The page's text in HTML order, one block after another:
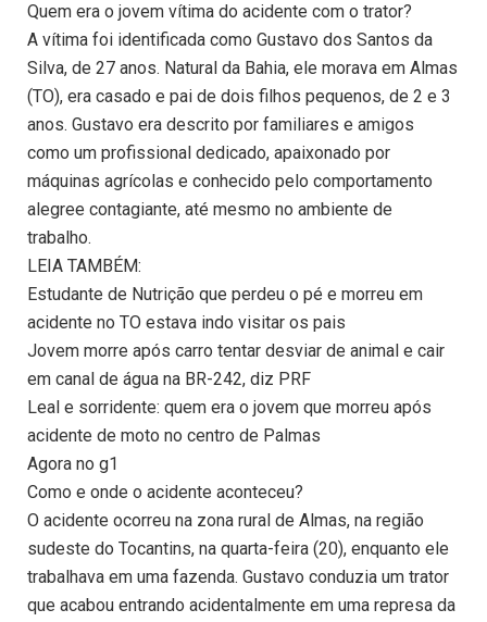
Quem era o jovem vítima do acidente com o trator?
A vítima foi identificada como Gustavo dos Santos da
Silva, de 27 anos. Natural da Bahia, ele morava em Almas
(TO), era casado e pai de dois filhos pequenos, de 2 e 3
anos. Gustavo era descrito por familiares e amigos
como um profissional dedicado, apaixonado por
máquinas agrícolas e conhecido pelo comportamento
alegree contagiante, até mesmo no ambiente de
trabalho.
LEIA TAMBÉM:
Estudante de Nutrição que perdeu o pé e morreu em
acidente no TO estava indo visitar os pais
Jovem morre após carro tentar desviar de animal e cair
em canal de água na BR-242, diz PRF
Leal e sorridente: quem era o jovem que morreu após
acidente de moto no centro de Palmas
Agora no g1
Como e onde o acidente aconteceu?
O acidente ocorreu na zona rural de Almas, na região
sudeste do Tocantins, na quarta-feira (20), enquanto ele
trabalhava em uma fazenda. Gustavo conduzia um trator
que acabou entrando acidentalmente em uma represa da